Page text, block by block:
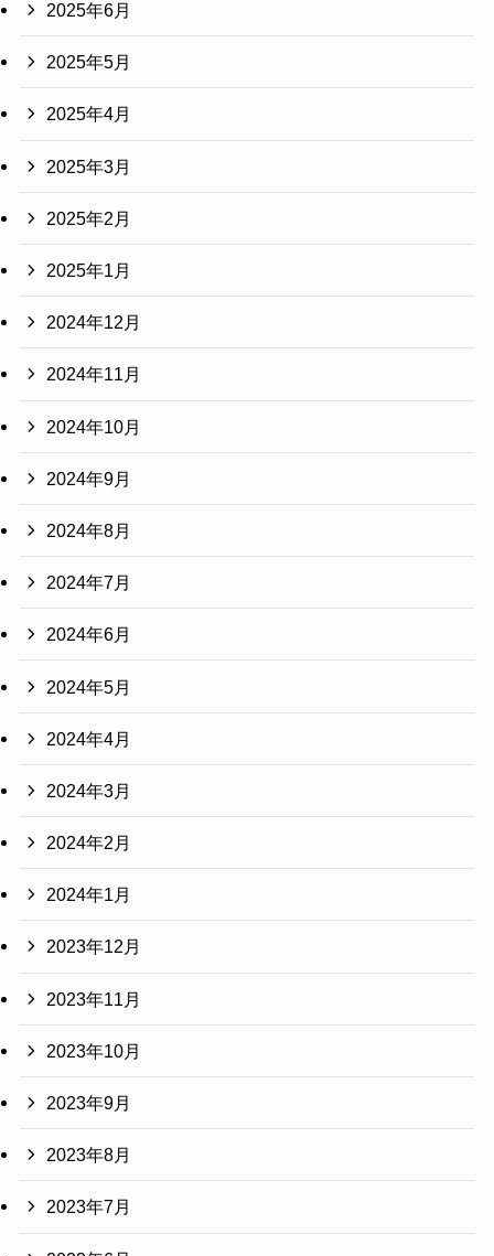
2025年6月
2025年5月
2025年4月
2025年3月
2025年2月
2025年1月
2024年12月
2024年11月
2024年10月
2024年9月
2024年8月
2024年7月
2024年6月
2024年5月
2024年4月
2024年3月
2024年2月
2024年1月
2023年12月
2023年11月
2023年10月
2023年9月
2023年8月
2023年7月